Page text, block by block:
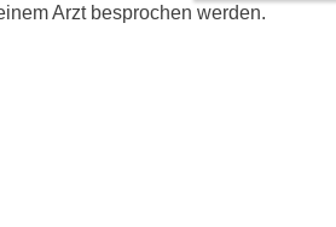
Arzt besprochen werden.